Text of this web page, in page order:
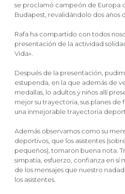
se proclamó campeón de Europa
Budapest, revalidándolo dos años
Rafa ha compartido con todos
presentación de la actividad
Vida».
Después de la presentación,
estupenda, en la que además de
medallas, lo adultos y niños allí
mejor su trayectoria, sus planes
una inmejorable trayectoria
Además observamos como su
deportivos, que los asistentes
pequeños), tomaron buena nota.
simpatía, esfuerzo, confianza en sí
de los mensajes que nuestro
los asistentes.